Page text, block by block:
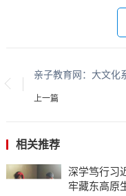
上一篇
相关推荐
深学笃行习近平生态
牢藏东高原